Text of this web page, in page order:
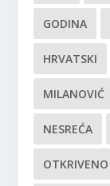
GODINA
HRVATSKI
MILANOVIĆ
NESREĆA
OTKRIVENO